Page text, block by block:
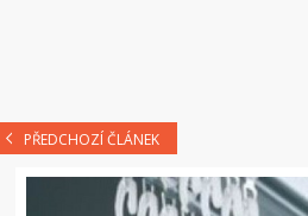
PŘEDCHOZÍ ČLÁNEK